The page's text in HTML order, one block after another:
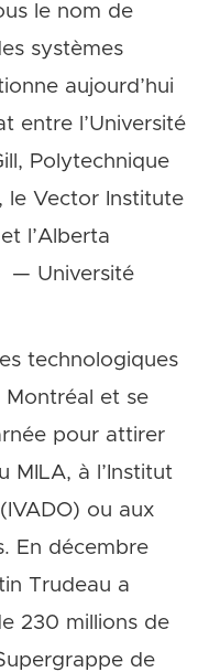
le nom de
systèmes
aujourd’hui
entre l’Université
Polytechnique
le Vector Institute
l’Alberta
— Université
technologiques
et se
pour attirer
MILA, à l’Institut
ou aux
En décembre
Trudeau a
230 millions de
de